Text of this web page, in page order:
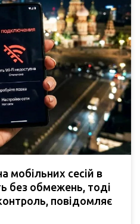
мобільних сесій в
без обмежень, тоді
повідомляє